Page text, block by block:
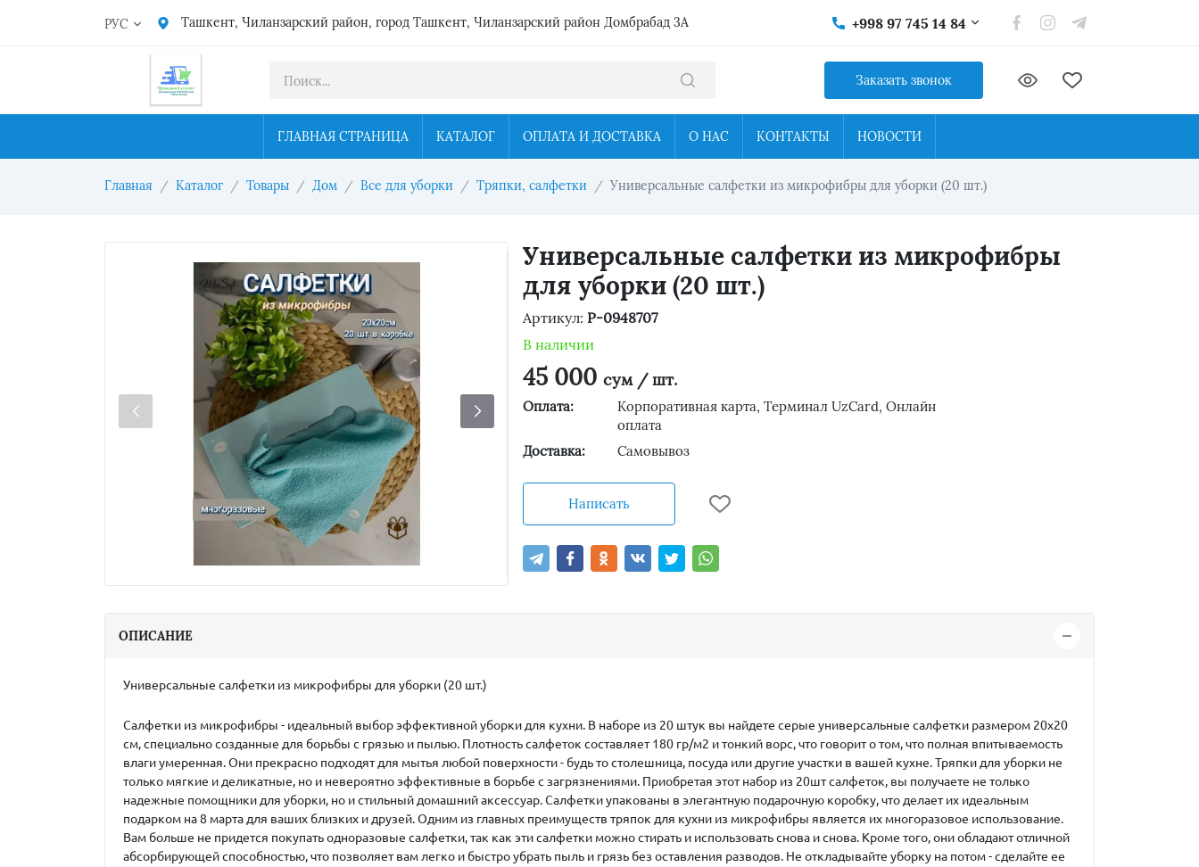
РУС Ташкент, Чиланзарский район, город Ташкент, Чиланзарский район Домбрабад 3А +998 97 745 14 84
Заказать звонок
ГЛАВНАЯ СТРАНИЦА КАТАЛОГ ОПЛАТА И ДОСТАВКА О НАС КОНТАКТЫ НОВОСТИ
Главная Каталог Товары Дом Все для уборки Тряпки, салфетки Универсальные салфетки из микрофибры для уборки (20 шт.)
Универсальные салфетки из микрофибры
для уборки (20 шт.)
Артикул:P-0948707
В наличии
45 000сум / шт.
Оплата:
Корпоративная карта, Терминал UzCard, Онлайн
оплата
Доставка:
Самовывоз
Написать
ОПИСАНИЕ
Универсальные салфетки из микрофибры для уборки (20 шт.)
Салфетки из микрофибры - идеальный выбор эффективной уборки для кухни. В наборе из 20 штук вы найдете серые универсальные салфетки размером 20х20
см, специально созданные для борьбы с грязью и пылью. Плотность салфеток составляет 180 гр/м2 и тонкий ворс, что говорит о том, что полная впитываемость
влаги умеренная. Они прекрасно подходят для мытья любой поверхности - будь то столешница, посуда или другие участки в вашей кухне. Тряпки для уборки не
только мягкие и деликатные, но и невероятно эффективные в борьбе с загрязнениями. Приобретая этот набор из 20шт салфеток, вы получаете не только
надежные помощники для уборки, но и стильный домашний аксессуар. Салфетки упакованы в элегантную подарочную коробку, что делает их идеальным
подарком на 8 марта для ваших близких и друзей. Одним из главных преимуществ тряпок для кухни из микрофибры является их многоразовое использование.
Вам больше не придется покупать одноразовые салфетки, так как эти салфетки можно стирать и использовать снова и снова. Кроме того, они обладают отличной
абсорбирующей способностью, что позволяет вам легко и быстро убрать пыль и грязь без оставления разводов. Не откладывайте уборку на потом - сделайте ее